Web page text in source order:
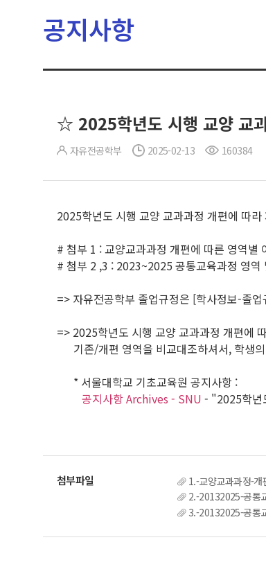
공지사항
☆ 2025학년도 시행 교양 교
자유전공학부 2025-02-13 160384
2025학년도 시행 교양 교과과정 개편에 따
# 첨부 1 : 교양교과과정 개편에 따른 영역별
# 첨부 2 ,3 : 2023~2025 공통교육과정 영
=> 자유전공학부 졸업규정은 [학사정보-졸
=> 2025학년도 시행 교양 교과과정 개편에
기존/개편 영역을 비교대조하셔서, 학생
* 서울대학교 기초교육원 공지사항 :
공지사항 Archives - SNU - "2025학년
1.-교양교과과정-
2.-20132025-공통
3.-20132025-공통